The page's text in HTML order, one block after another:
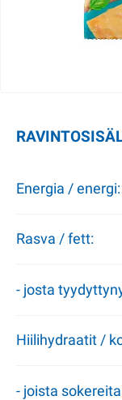
Energia / energi:
Rasva / fett:
- josta
Hiilihydraatit /
- joista